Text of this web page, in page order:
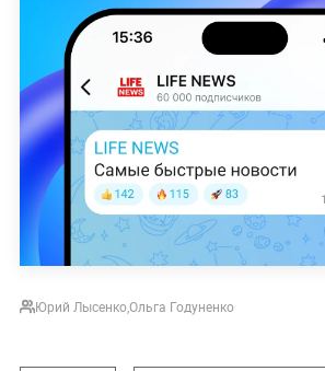
Юрий Лысенко,Ольга Годуненко